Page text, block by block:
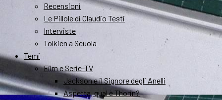
Recensioni
Le Pillole di Claudio Testi
Interviste
Tolkien a Scuola
Temi
Film e Serie-TV
Jackson e il Signore degli Anelli
Aspetta, qual è Thorin?